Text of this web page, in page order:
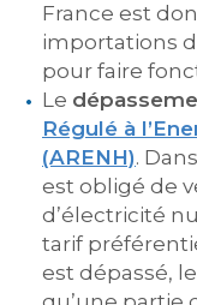
France est
importations
pour faire
Le
Régulé à
(ARENH).
est obligé de
d’électricité
tarif
est dépassé,